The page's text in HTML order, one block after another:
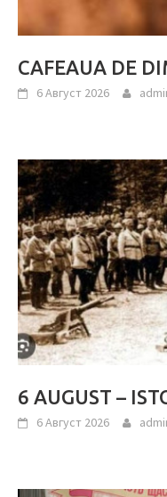
CAFEAUA DE
6 Август 2026
6 AUGUST –
6 Август 2026